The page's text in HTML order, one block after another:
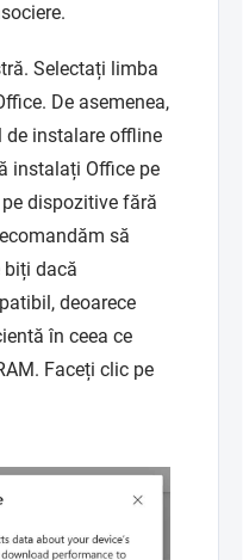
Selectați limba
De asemenea,
de instalare offline
instalați Office pe
dispozitive fără
să
biți dacă
deoarece
în ceea ce
Faceți clic pe